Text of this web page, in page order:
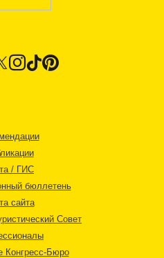
/ ГИС
бюллетень
сайта
Совет
Конгресс-Бюро